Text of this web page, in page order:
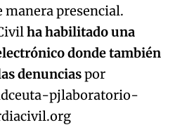
presencial.
ha habilitado una
donde también
denunciaspor
pjlaboratorio-